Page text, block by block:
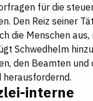
für die
Den Reiz seiner
die Menschen aus,
Schwedhelm
den Beamten und
herausfordernd.
interne